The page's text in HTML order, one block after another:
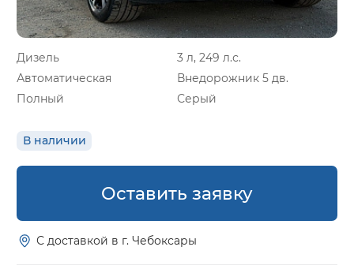
Дизель
3 л, 249 л.с.
Автоматическая
Внедорожник 5 дв.
Полный
Серый
В наличии
Оставить заявку
С доставкой в г. Чебоксары